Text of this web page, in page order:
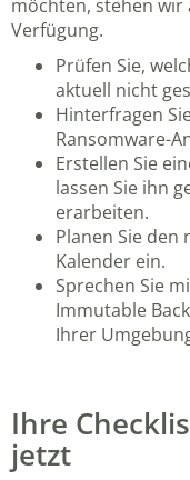
möchten, stehen
Verfügung.
Prüfen Sie,
aktuell nicht
Hinterfragen
Ransomware-
Erstellen Sie
lassen Sie ihn
erarbeiten.
Planen Sie den
Kalender ein.
Sprechen Sie
Immutable
Ihrer
Ihre
jetzt